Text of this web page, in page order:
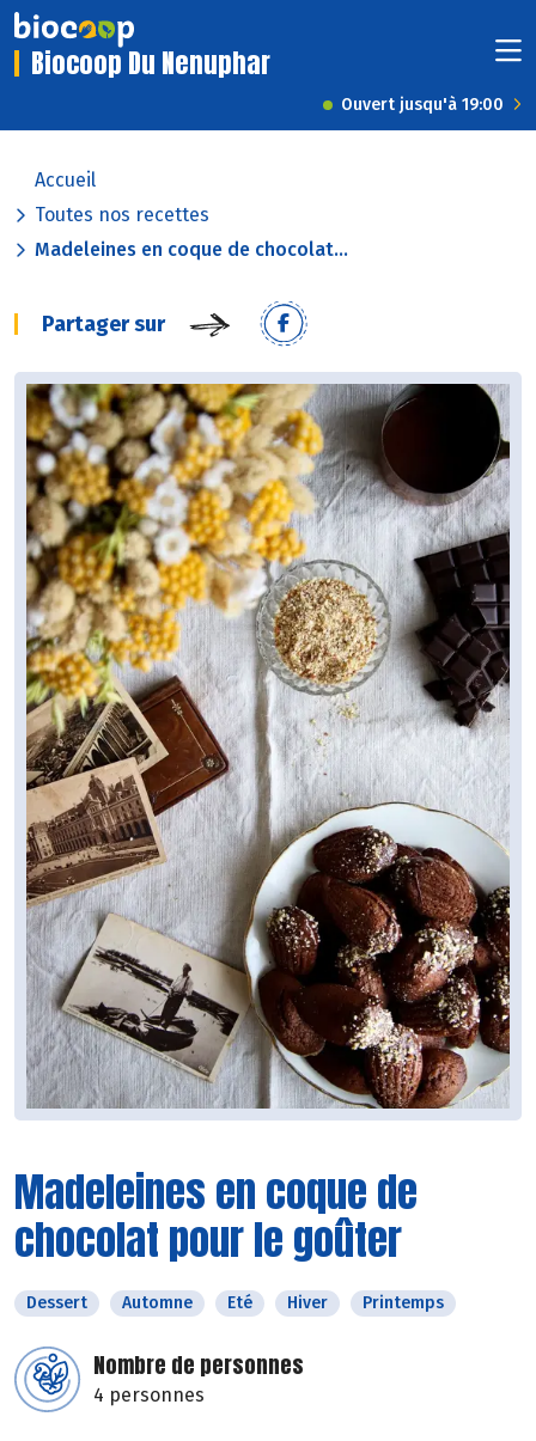
Biocoop Du Nenuphar
Ouvert jusqu'à 19:00
Accueil
Toutes nos recettes
Madeleines en coque de chocolat...
Partager sur
Madeleines en coque de
chocolat pour le goûter
Dessert Automne Eté Hiver Printemps
Nombre de personnes
4 personnes